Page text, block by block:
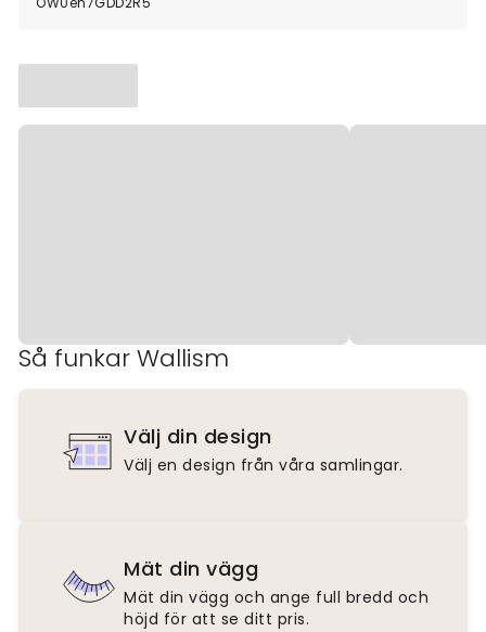
Så funkar Wallism
Välj din design
Välj en design från våra samlingar.
Mät din vägg
Mät din vägg och ange full bredd och
höjd för att se ditt pris.